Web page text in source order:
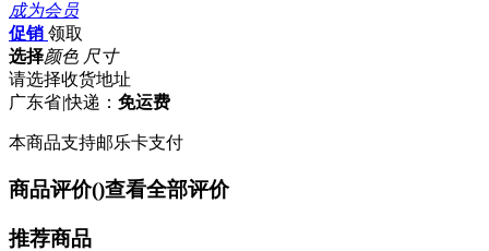
成为会员
促销 领取
选择颜色 尺寸
请选择收货地址
广东省|快递： 免运费
本商品支持邮乐卡支付
商品评价()查看全部评价
推荐商品